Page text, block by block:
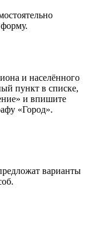
и населённого
пункт в списке,
и впишите
«Город».
варианты